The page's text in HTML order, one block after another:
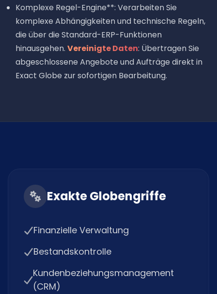
Komplexe Regel-Engine**: Verarbeiten Sie
komplexe Abhängigkeiten und technische Regeln,
die über die Standard-ERP-Funktionen
hinausgehen. Vereinigte Daten: Übertragen Sie
abgeschlossene Angebote und Aufträge direkt in
Exact Globe zur sofortigen Bearbeitung.
Exakte Globengriffe
Finanzielle Verwaltung
Bestandskontrolle
Kundenbeziehungsmanagement
(CRM)